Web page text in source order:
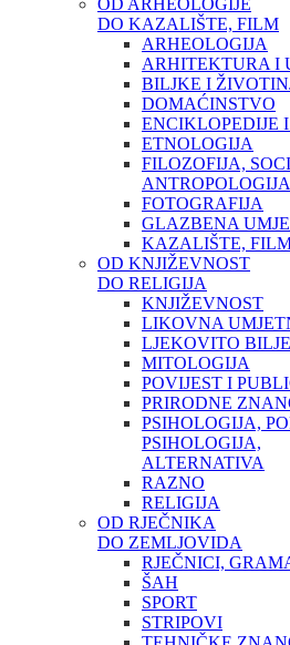
DO KAZALIŠTE, FILM
ARHEOLOGIJA
ARHITEKTURA I
BILJKE I
DOMAĆINSTVO
ENCIKLOPEDIJE
ETNOLOGIJA
FILOZOFIJA,
ANTROPOLOGIJA
FOTOGRAFIJA
GLAZBENA
KAZALIŠTE,
OD KNJIŽEVNOST
DO RELIGIJA
KNJIŽEVNOST
LIKOVNA
LJEKOVITO
MITOLOGIJA
POVIJEST I
PRIRODNE
PSIHOLOGIJA,
PSIHOLOGIJA,
ALTERNATIVA
RAZNO
RELIGIJA
OD RJEČNIKA
DO ZEMLJOVIDA
RJEČNICI,
ŠAH
SPORT
STRIPOVI